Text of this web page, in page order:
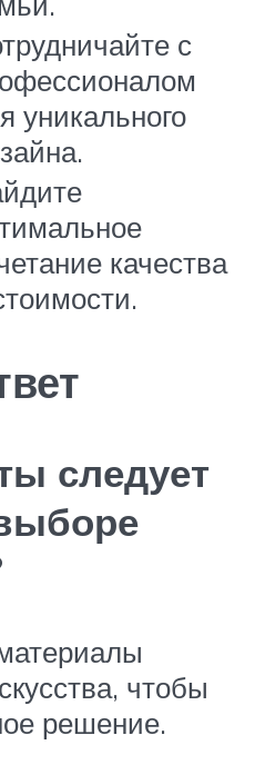
с
уникального
качества
следует
чтобы
решение.